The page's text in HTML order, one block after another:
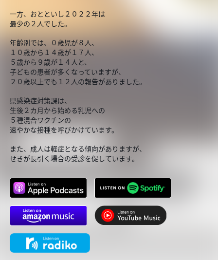
一方、おとといし２０２２年は
最少の２人でした。
年齢別では、０歳児が８人、
１０歳から１４歳が１７人、
５歳から９歳が１４人と、
子どもの患者が多くなっていますが、
２０歳以上でも１２人の報告がありました。
県感染症対策課は、
生後２カ月から始める乳児への
５種混合ワクチンの
速やかな接種を呼びかけています。
また、成人は軽症となる傾向がありますが、
せきが長引く場合の受診を促しています。